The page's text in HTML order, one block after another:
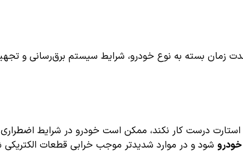
زمان بسته به نوع خودرو، شرایط سیستم برق‌رسانی و
درست کار نکند، ممکن است خودرو در شرایط
شود و در موارد شدیدتر موجب خرابی قطعات الکتریکی